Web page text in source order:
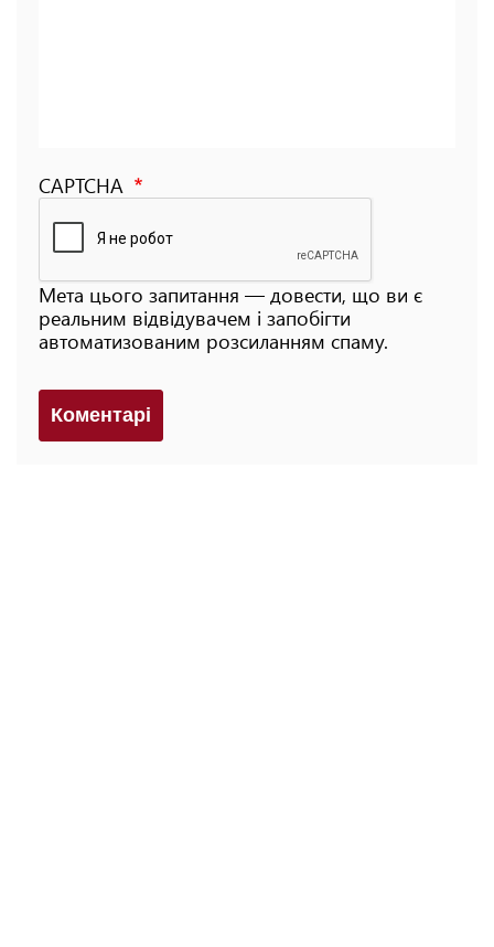
CAPTCHA
Мета цього запитання — довести, що ви є
реальним відвідувачем і запобігти
автоматизованим розсиланням спаму.
Коментарi